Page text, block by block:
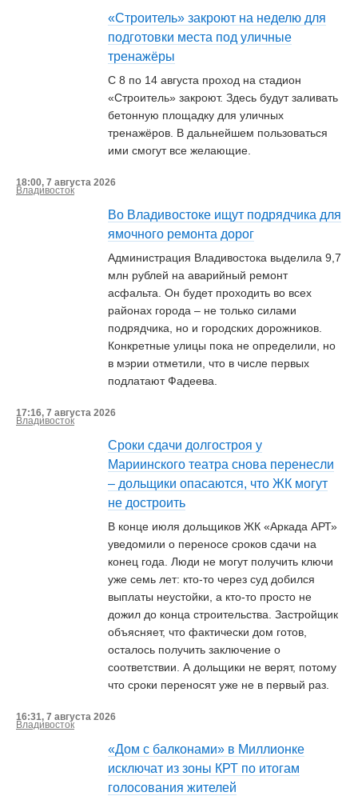
«Строитель» закроют на неделю для
подготовки места под уличные
тренажёры
С 8 по 14 августа проход на стадион
«Строитель» закроют. Здесь будут заливать
бетонную площадку для уличных
тренажёров. В дальнейшем пользоваться
ими смогут все желающие.
18:00, 7 августа 2026
Владивосток
Во Владивостоке ищут подрядчика для
ямочного ремонта дорог
Администрация Владивостока выделила 9,7
млн рублей на аварийный ремонт
асфальта. Он будет проходить во всех
районах города – не только силами
подрядчика, но и городских дорожников.
Конкретные улицы пока не определили, но
в мэрии отметили, что в числе первых
подлатают Фадеева.
17:16, 7 августа 2026
Владивосток
Сроки сдачи долгостроя у
Мариинского театра снова перенесли
– дольщики опасаются, что ЖК могут
не достроить
В конце июля дольщиков ЖК «Аркада АРТ»
уведомили о переносе сроков сдачи на
конец года. Люди не могут получить ключи
уже семь лет: кто-то через суд добился
выплаты неустойки, а кто-то просто не
дожил до конца строительства. Застройщик
объясняет, что фактически дом готов,
осталось получить заключение о
соответствии. А дольщики не верят, потому
что сроки переносят уже не в первый раз.
16:31, 7 августа 2026
Владивосток
«Дом с балконами» в Миллионке
исключат из зоны КРТ по итогам
голосования жителей